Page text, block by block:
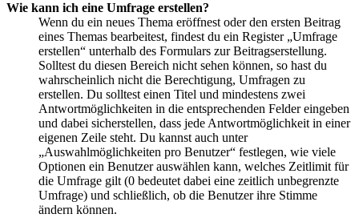
Wie kann ich eine Umfrage erstellen?
Wenn du ein neues Thema eröffnest oder den ersten Beitrag
eines Themas bearbeitest, findest du ein Register „Umfrage
erstellen“ unterhalb des Formulars zur Beitragserstellung.
Solltest du diesen Bereich nicht sehen können, so hast du
wahrscheinlich nicht die Berechtigung, Umfragen zu
erstellen. Du solltest einen Titel und mindestens zwei
Antwortmöglichkeiten in die entsprechenden Felder eingeben
und dabei sicherstellen, dass jede Antwortmöglichkeit in einer
eigenen Zeile steht. Du kannst auch unter
„Auswahlmöglichkeiten pro Benutzer“ festlegen, wie viele
Optionen ein Benutzer auswählen kann, welches Zeitlimit für
die Umfrage gilt (0 bedeutet dabei eine zeitlich unbegrenzte
Umfrage) und schließlich, ob die Benutzer ihre Stimme
ändern können.